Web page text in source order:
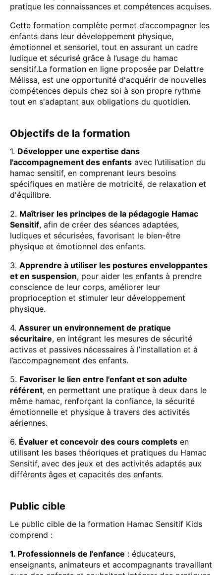
pratique les connaissances et compétences acquises.
Cette formation complète permet d’accompagner les
enfants dans leur développement physique,
émotionnel et sensoriel, tout en assurant un cadre
ludique et sécurisé grâce à l’usage du hamac
sensitif.La formation en ligne proposée par Delattre
Mélissa, est une opportunité d'acquérir de nouvelles
compétences depuis chez soi à son propre rythme
tout en s'adaptant aux obligations du quotidien.
Objectifs de la formation
1. Développer une expertise dans
l'accompagnement des enfants avec l’utilisation du
hamac sensitif, en comprenant leurs besoins
spécifiques en matière de motricité, de relaxation et
d'équilibre.
2. Maîtriser les principes de la pédagogie Hamac
Sensitif, afin de créer des séances adaptées,
ludiques et sécurisées, favorisant le bien-être
physique et émotionnel des enfants.
3. Apprendre à utiliser les postures enveloppantes
et en suspension, pour aider les enfants à prendre
conscience de leur corps, améliorer leur
proprioception et stimuler leur développement
physique.
4. Assurer un environnement de pratique
sécuritaire, en intégrant les mesures de sécurité
actives et passives nécessaires à l’installation et à
l’accompagnement des enfants.
5. Favoriser le lien entre l'enfant et son adulte
référent, en permettant une pratique à deux dans le
même hamac, renforçant la confiance, la sécurité
émotionnelle et physique à travers des activités
aériennes.
6. Évaluer et concevoir des cours complets en
utilisant les bases théoriques et pratiques du Hamac
Sensitif, avec des jeux et des activités adaptés aux
différents âges et capacités des enfants.
Public cible
Le public cible de la formation Hamac Sensitif Kids
comprend :
1. Professionnels de l’enfance : éducateurs,
enseignants, animateurs et accompagnants travaillant